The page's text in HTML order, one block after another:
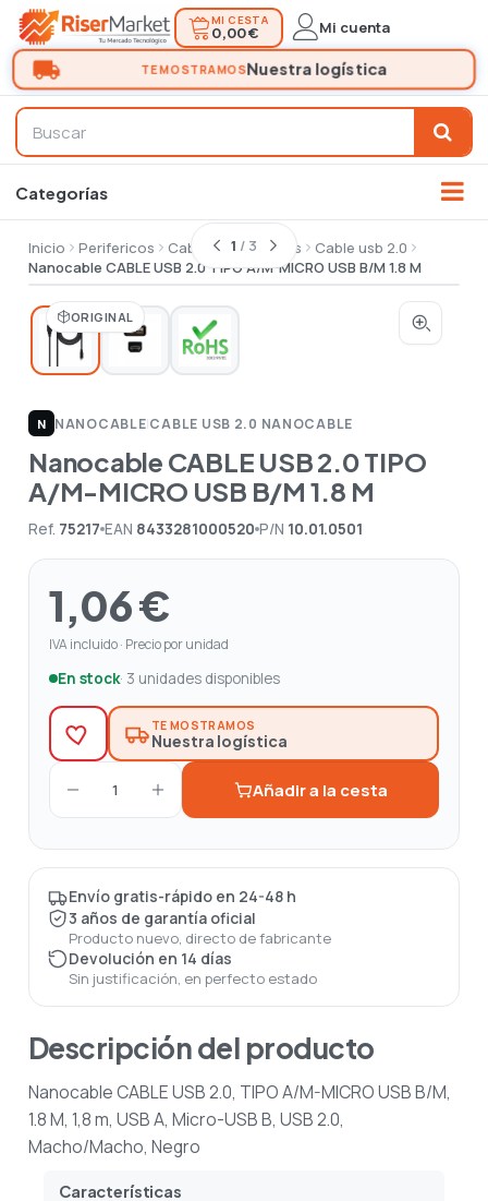
MI CESTA
0,00 € Mi cuenta
Inicio Perifericos Cables conectores
Cable usb 2.0
Nanocable CABLE USB 2.0 TIPO A/M-MICRO USB B/M 1.8 M
ORIGINAL
1 / 3
N NANOCABLE|CABLE USB 2.0 NANOCABLE
Nanocable CABLE USB 2.0 TIPO
A/M-MICRO USB B/M 1.8 M
Ref. 75217 EAN 8433281000520 P/N 10.01.0501
1,06 €
IVA incluido · Precio por unidad
En stock· 3 unidades disponibles
TE MOSTRAMOS
Nuestra logística
1 Añadir a la cesta
Envío gratis-rápido en 24-48 h
3 años de garantía oficial
Producto nuevo, directo de fabricante
Devolución en 14 días
Sin justificación, en perfecto estado
Descripción del producto
Nanocable CABLE USB 2.0, TIPO A/M-MICRO USB B/M,
1.8 M, 1,8 m, USB A, Micro-USB B, USB 2.0,
Macho/Macho, Negro
Características